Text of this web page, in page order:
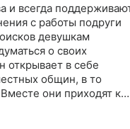
и всегда
с работы подруги
девушкам
о своих
открывает в себе
общин, в то
они приходят к
благами
в общество и